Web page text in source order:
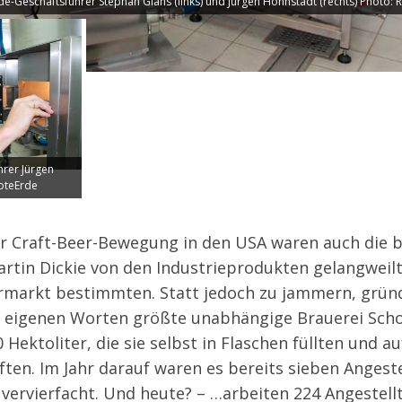
Jürgen
Craft-Beer-Bewegung in den USA waren auch die
Dickie von den Industrieprodukten
bestimmten. Statt jedoch zu jammern,
eigenen Worten größte unabhängige Brauerei
Hektoliter, die sie selbst in Flaschen füllten und
Im Jahr darauf waren es bereits sieben
Und heute? – …arbeiten 224